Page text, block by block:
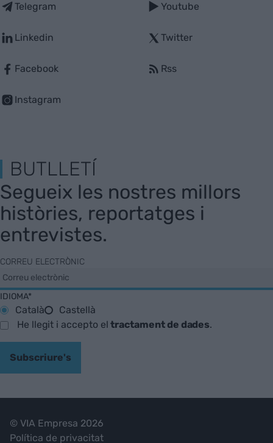
Telegram
Linkedin
Facebook
Instagram
Youtube
Twitter
Rss
BUTLLETÍ
Segueix les nostres millors
històries, reportatges i
entrevistes.
CORREU ELECTRÒNIC
IDIOMA*
Català
Castellà
He llegit i accepto eltractament de dades.
Subscriure's
© VIA Empresa 2026
Política de privacitat